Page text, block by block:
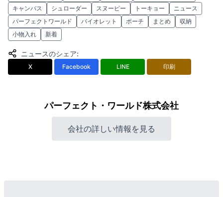
キャンバス
シュローダー スヌーピー トーキョー
ニュース
パーフェクトワールド
バイオレット ポーチ まとめ
収納
小物入れ
新着
ニュースのシェア:
X Facebook LINE 印刷
パーフェクト・ワールド株式会社
会社の詳しい情報を見る